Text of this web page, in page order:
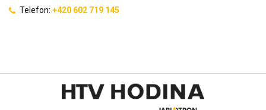
Telefon: +420 602 719 145